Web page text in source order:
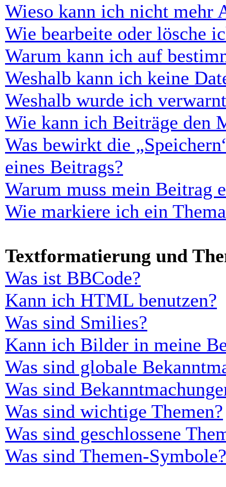
Wieso kann ich nicht mehr
Wie bearbeite oder lösche
Warum kann ich auf
Weshalb kann ich keine
Weshalb wurde ich
Wie kann ich Beiträge den
Was bewirkt die
eines Beitrags?
Warum muss mein Beitrag
Wie markiere ich ein
Textformatierung und
Was ist BBCode?
Kann ich HTML benutzen?
Was sind Smilies?
Kann ich Bilder in meine
Was sind globale
Was sind
Was sind wichtige Themen?
Was sind geschlossene
Was sind Themen-Symbole?